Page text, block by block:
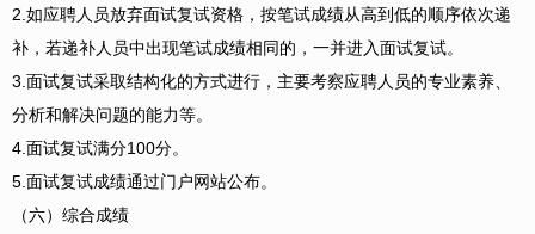
2.如应聘人员放弃面试复试资格，按笔试成绩从高到低的顺序依次递
补，若递补人员中出现笔试成绩相同的，一并进入面试复试。
3.面试复试采取结构化的方式进行，主要考察应聘人员的专业素养、
分析和解决问题的能力等。
4.面试复试满分100分。
5.面试复试成绩通过门户网站公布。
（六）综合成绩